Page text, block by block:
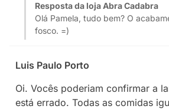
Resposta da loja Abra Cadabra
Olá Pamela, tudo bem? O
fosco. =)
Luis Paulo Porto
Oi. Vocês poderiam confirmar a
está errado. Todas as comidas